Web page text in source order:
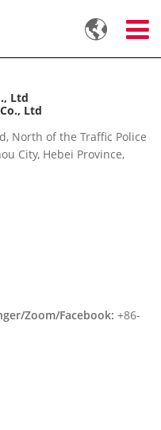

Ltd
Ltd
North of the Traffic Police
City, Hebei Province,
Zoom/Facebook: +86-